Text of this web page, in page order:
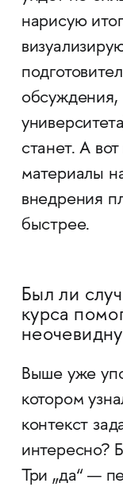
нарисую
станет. А
материалы
внедрения
быстрее.
Был ли
курса
Выше уже
котором
контекст
интересно?
Три „да“ —